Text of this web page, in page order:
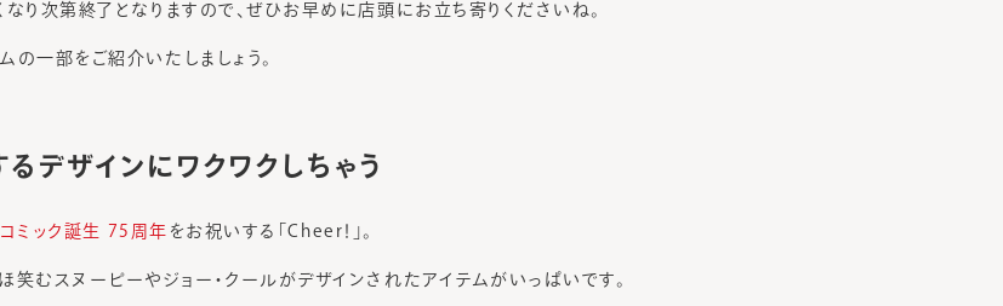
なり次第終了となりますので、ぜひお早めに店頭にお立ち寄りくださいね。
の一部をご紹介いたしましょう。
デザインにワクワクしちゃう
ミック誕生 75周年 をお祝いする「Cheer！」。
むスヌーピーやジョー・クールがデザインされたアイテムがいっぱいです。